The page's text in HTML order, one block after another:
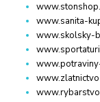
www.sanita-
www.skolsky-